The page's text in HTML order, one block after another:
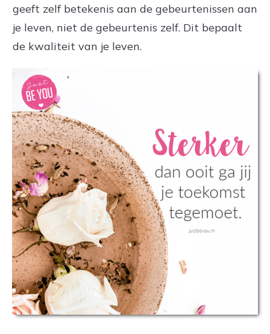
geeft zelf betekenis aan de gebeurtenissen aan
je leven, niet de gebeurtenis zelf. Dit bepaalt
de kwaliteit van je leven.